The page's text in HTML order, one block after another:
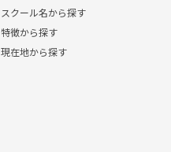
スクール名から探す
特徴から探す
現在地から探す